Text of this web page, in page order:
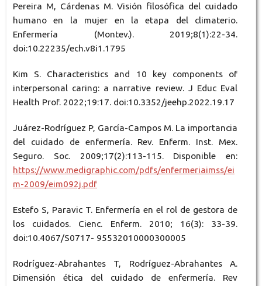
Pereira M, Cárdenas M. Visión filosófica del cuidado
humano en la mujer en la etapa del climaterio.
Enfermería (Montev.). 2019;8(1):22-34.
doi:10.22235/ech.v8i1.1795
Kim S. Characteristics and 10 key components of
interpersonal caring: a narrative review. J Educ Eval
Health Prof. 2022;19:17. doi:10.3352/jeehp.2022.19.17
Juárez-Rodríguez P, García-Campos M. La importancia
del cuidado de enfermería. Rev. Enferm. Inst. Mex.
Seguro. Soc. 2009;17(2):113-115. Disponible en:
https://www.medigraphic.com/pdfs/enfermeriaimss/ei
m-2009/eim092j.pdf
Estefo S, Paravic T. Enfermería en el rol de gestora de
los cuidados. Cienc. Enferm. 2010; 16(3): 33-39.
doi:10.4067/S0717- 95532010000300005
Rodríguez-Abrahantes T, Rodríguez-Abrahantes A.
Dimensión ética del cuidado de enfermería. Rev